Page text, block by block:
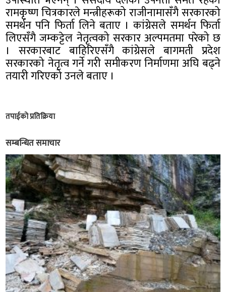
रामकृष्ण चित्रकारले मन्त्रीहरूको राजीनामासँगै सरकारको
समर्थन पनि फिर्ता लिने बताए । कांग्रेसले समर्थन फिर्ता
लिएसँगै जम्कट्टेल नेतृत्वको सरकार अल्पमतमा परेको छ
। सरकारबाट बाहिरिएसँगै कांग्रेसले बागमती प्रदेश
सरकारको नेतृत्व गर्ने गरी समीकरण निर्माणमा अघि बढ्ने
तयारी गरिएको उनले बताए ।
तपाईको प्रतिक्रिया
सम्बन्धित समाचार